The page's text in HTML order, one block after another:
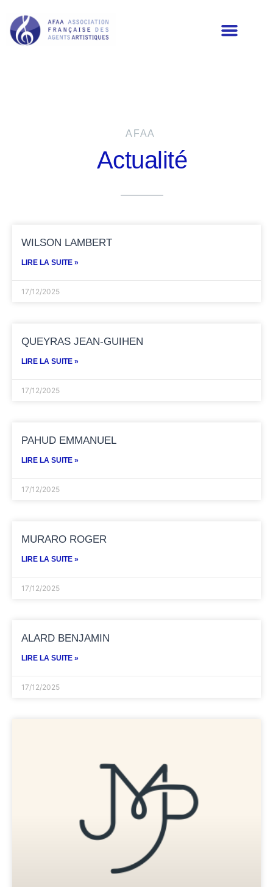
AFAA
Actualité
WILSON LAMBERT
LIRE LA SUITE »
17/12/2025
QUEYRAS JEAN-GUIHEN
LIRE LA SUITE »
17/12/2025
PAHUD EMMANUEL
LIRE LA SUITE »
17/12/2025
MURARO ROGER
LIRE LA SUITE »
17/12/2025
ALARD BENJAMIN
LIRE LA SUITE »
17/12/2025